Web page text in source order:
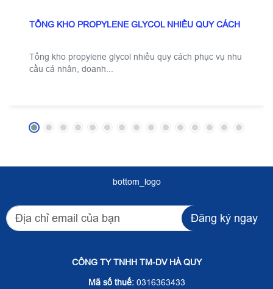
TỔNG KHO PROPYLENE GLYCOL NHIỀU QUY CÁCH
Tổng kho propylene glycol nhiều quy cách phục vụ nhu
cầu cá nhân, doanh...
bottom_logo
Đăng ký ngay
CÔNG TY TNHH TM-DV HÀ QUY
Mã số thuế:0316363433